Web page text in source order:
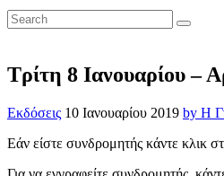
Τρίτη 8 Ιανουαρίου –
Εκδόσεις 10 Ιανουαρίου 2019 by Η
Εάν είστε συνδρομητής κάντε κλικ